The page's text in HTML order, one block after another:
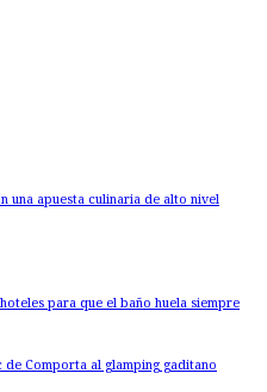
una apuesta culinaria de alto nivel
para que el baño huela siempre
Comporta al glamping gaditano